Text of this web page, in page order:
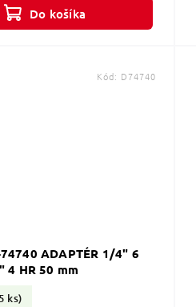
Do košíka
ADAPTÉR 1/4" 6
4 HR 50 mm
ks)
Kód: D74740